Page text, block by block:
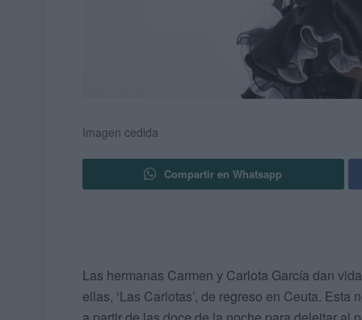
Imagen cedida
Compartir en Whatsapp
Las hermanas Carmen y Carlota García dan
ellas, ‘Las Carlotas’, de regreso en Ceuta.